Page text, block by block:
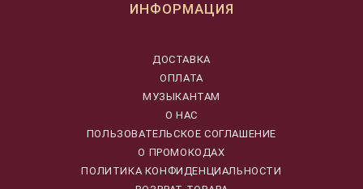
ИНФОРМАЦИЯ
ДОСТАВКА
ОПЛАТА
МУЗЫКАНТАМ
О НАС
ПОЛЬЗОВАТЕЛЬСКОЕ СОГЛАШЕНИЕ
О ПРОМОКОДАХ
ПОЛИТИКА КОНФИДЕНЦИАЛЬНОСТИ